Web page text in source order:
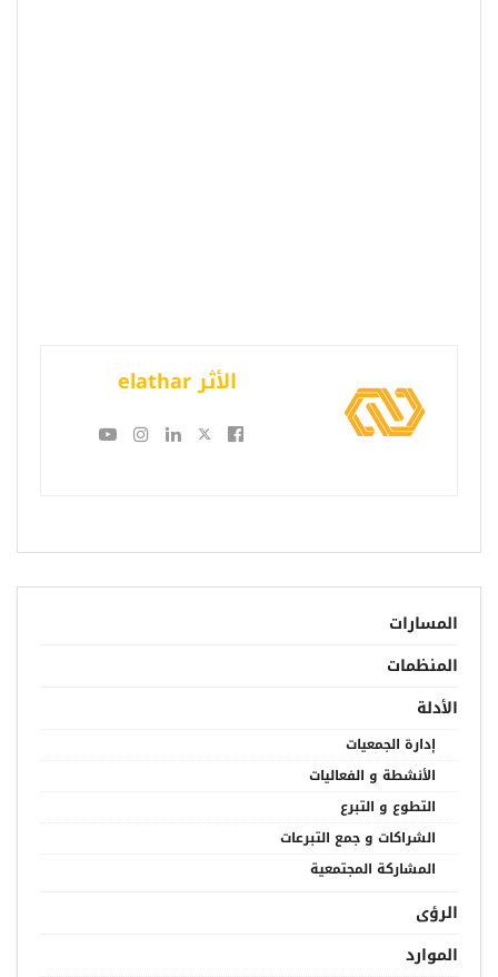
الأثر elathar
المسارات
المنظمات
الأدلة
إدارة الجمعيات
الأنشطة و الفعاليات
التطوع و التبرع
الشراكات و جمع التبرعات
المشاركة المجتمعية
الرؤى
الموارد